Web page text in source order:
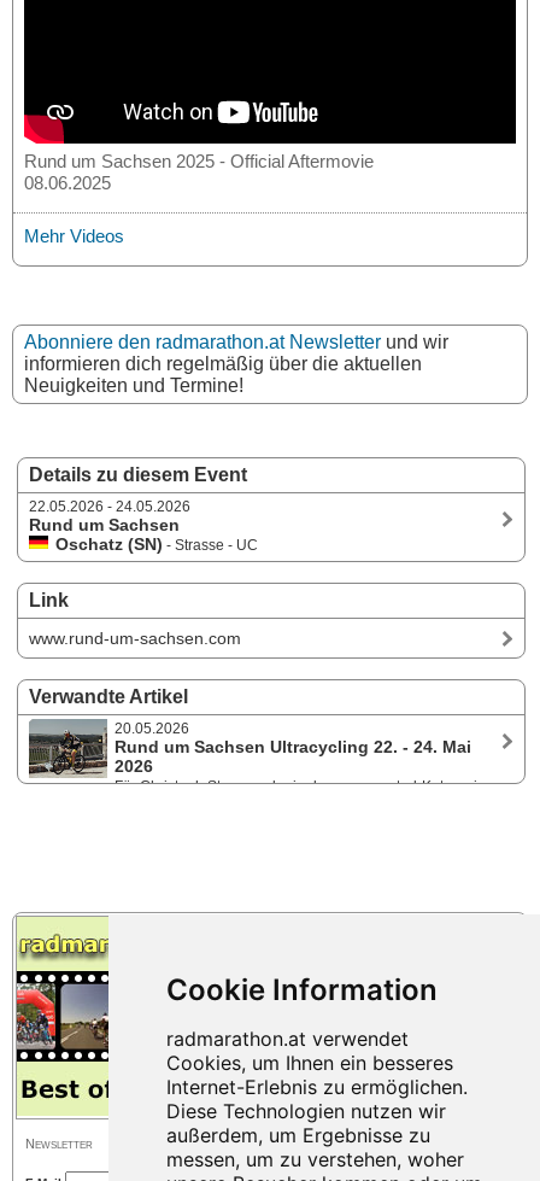
Details zu diesem Event
22.05.2026 - 24.05.2026
Rund um Sachsen
Oschatz (SN) - Strasse - UC
Link
www.rund-um-sachsen.com
Verwandte Artikel
20.05.2026
Rund um Sachsen Ultracycling 22. - 24. Mai
2026
Für Christoph Strasser, der in der unsupported-Kategorie
Rund um Sachsen 2025 - Official Aftermovie
08.06.2025
Mehr Videos
Abonniere den radmarathon.at Newsletter und wir
informieren dich regelmäßig über die aktuellen
Neuigkeiten und Termine!
Newsletter